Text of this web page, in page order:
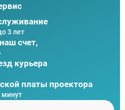
3 лет
счет,
курьера
платы проектора
минут